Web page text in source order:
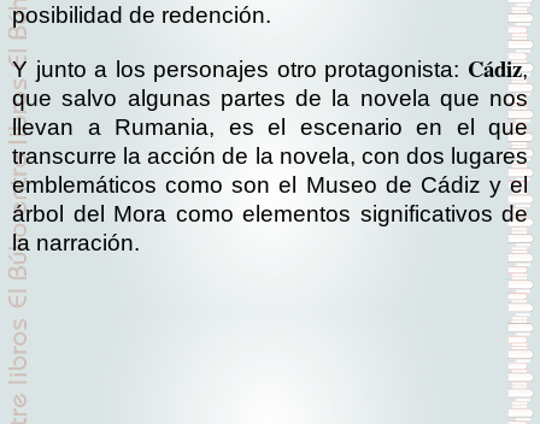
posibilidad de redención.
Y junto a los personajes otro protagonista: Cádiz,
que salvo algunas partes de la novela que nos
llevan a Rumania, es el escenario en el que
transcurre la acción de la novela, con dos lugares
emblemáticos como son el Museo de Cádiz y el
árbol del Mora como elementos significativos de
la narración.